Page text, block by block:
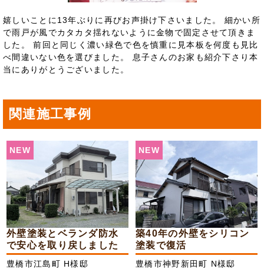
嬉しいことに13年ぶりに再びお声掛け下さいました。 細かい所
で雨戸が風でカタカタ揺れないように金物で固定させて頂きま
した。 前回と同じく濃い緑色で色を慎重に見本板を何度も見比
べ間違いない色を選びました。 息子さんのお家も紹介下さり本
当にありがとうございました。
関連施工事例
NEW
外壁塗装とベランダ防水
で安心を取り戻しました
豊橋市江島町 H様邸
NEW
築40年の外壁をシリコン
塗装で復活
豊橋市神野新田町 N様邸